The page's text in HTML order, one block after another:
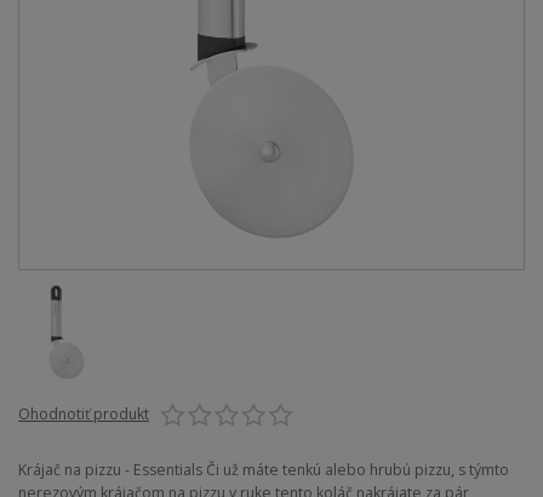
Ohodnotiť produkt
Krájač na pizzu - Essentials Či už máte tenkú alebo hrubú pizzu, s týmto
nerezovým krájačom na pizzu v ruke tento koláč nakrájate za pár